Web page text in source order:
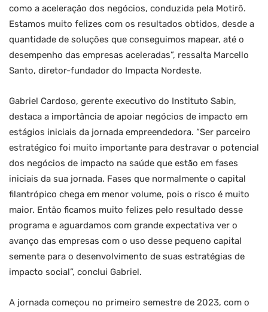
como a aceleração dos negócios, conduzida pela Motirô.
Estamos muito felizes com os resultados obtidos, desde a
quantidade de soluções que conseguimos mapear, até o
desempenho das empresas aceleradas”, ressalta Marcello
Santo, diretor-fundador do Impacta Nordeste.
Gabriel Cardoso, gerente executivo do Instituto Sabin,
destaca a importância de apoiar negócios de impacto em
estágios iniciais da jornada empreendedora. “Ser parceiro
estratégico foi muito importante para destravar o potencial
dos negócios de impacto na saúde que estão em fases
iniciais da sua jornada. Fases que normalmente o capital
filantrópico chega em menor volume, pois o risco é muito
maior. Então ficamos muito felizes pelo resultado desse
programa e aguardamos com grande expectativa ver o
avanço das empresas com o uso desse pequeno capital
semente para o desenvolvimento de suas estratégias de
impacto social”, conclui Gabriel.
A jornada começou no primeiro semestre de 2023, com o